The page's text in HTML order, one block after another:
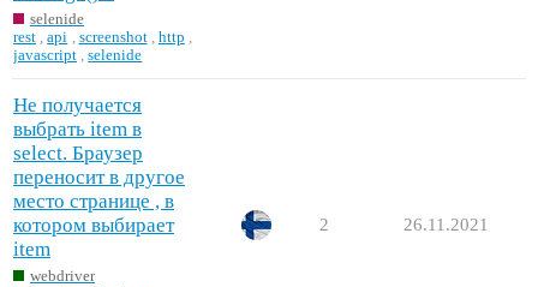
selenide
rest ,api screenshot http
javascript ,selenide
Не получается
выбрать item в
select. Браузер
переносит в другое
место странице , в
котором выбирает
item
webdriver
2 26.11.2021